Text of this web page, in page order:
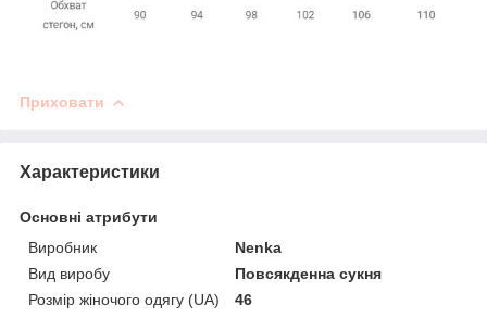
Приховати
Характеристики
Основні атрибути
Виробник
Nenka
Вид виробу
Повсякденна сукня
Розмір жіночого одягу (UA)
46